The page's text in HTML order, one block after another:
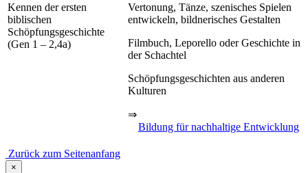
Kennen der ersten
biblischen
Schöpfungsgeschichte
(Gen 1 – 2,4a)
Vertonung, Tänze, szenisches Spielen
entwickeln, bildnerisches Gestalten
Filmbuch, Leporello oder Geschichte in
der Schachtel
Schöpfungsgeschichten aus anderen
Kulturen
⇒
Bildung für nachhaltige Entwicklung
Zurück zum Seitenanfang
×